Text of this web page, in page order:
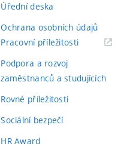
Úřední deska
Ochrana osobních údajů
Pracovní příležitosti(externí
Podpora a rozvoj
zaměstnanců a studujících
Rovné příležitosti
Sociální bezpečí
HR Award